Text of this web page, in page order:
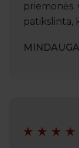
priemonės.
patikslinta,